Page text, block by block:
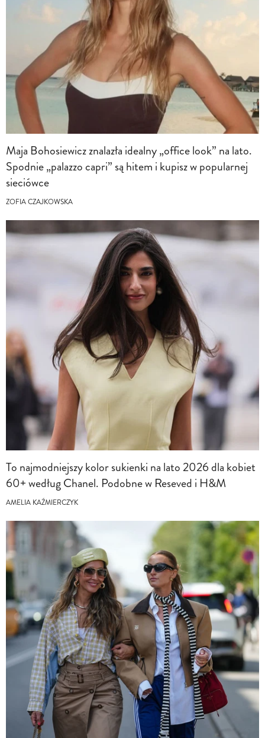
Maja Bohosiewicz znalazła idealny „office look” na lato.
Spodnie „palazzo capri” są hitem i kupisz w popularnej
sieciówce
ZOFIA CZAJKOWSKA
To najmodniejszy kolor sukienki na lato 2026 dla kobiet
60+ według Chanel. Podobne w Reseved i H&M
AMELIA KAŹMIERCZYK